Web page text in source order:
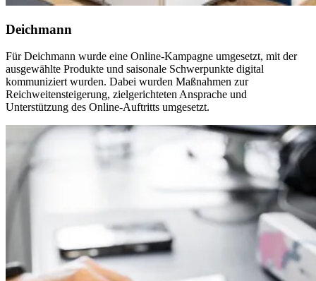
Deichmann
Für Deichmann wurde eine Online-Kampagne umgesetzt, mit der
ausgewählte Produkte und saisonale Schwerpunkte digital
kommuniziert wurden. Dabei wurden Maßnahmen zur
Reichweitensteigerung, zielgerichteten Ansprache und
Unterstützung des Online-Auftritts umgesetzt.